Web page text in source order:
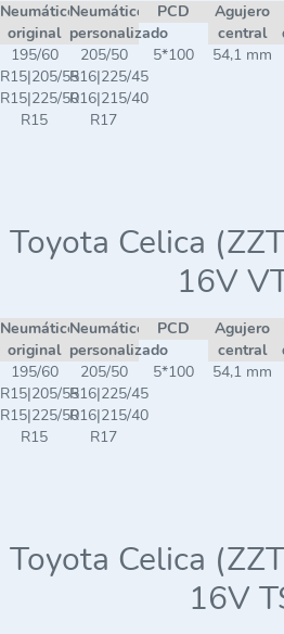
Neumático
original
Neumático
personalizado
PCD
Agujero
central
195/60
R15|205/55
R15|225/50
R15
205/50
R16|225/45
R16|215/40
R17
5*100 54,1 mm
Toyota Celica
16V
Neumático
original
Neumático
personalizado
PCD
Agujero
central
195/60
R15|205/55
R15|225/50
R15
205/50
R16|225/45
R16|215/40
R17
5*100 54,1 mm
Toyota Celica
16V